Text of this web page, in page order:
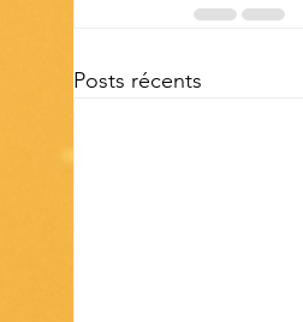
Posts récents